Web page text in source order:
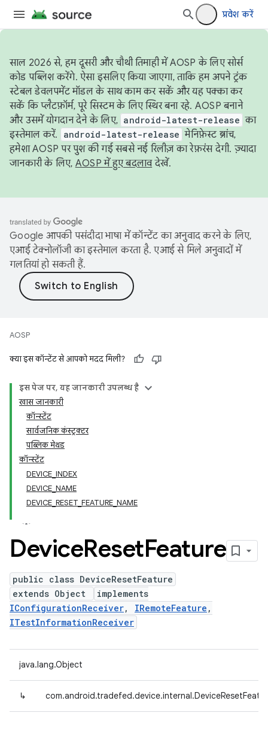
प्रवेश करें
साल 2026 से, हम दूसरी और चौथी तिमाही में AOSP के लिए सोर्स
कोड पब्लिश करेंगे. ऐसा इसलिए किया जाएगा, ताकि हम अपने ट्रंक
स्टेबल डेवलपमेंट मॉडल के साथ काम कर सकें और यह पक्का कर
सकें कि प्लैटफ़ॉर्म, पूरे सिस्टम के लिए स्थिर बना रहे. AOSP बनाने
और उसमें योगदान देने के लिए, android-latest-release का
इस्तेमाल करें.
android-latest-release मेनिफ़ेस्ट ब्रांच,
हमेशा AOSP पर पुश की गई सबसे नई रिलीज़ का रेफ़रंस देगी. ज़्यादा
जानकारी के लिए, AOSP में हुए बदलावदेखें.
Google आपकी पसंदीदा भाषा में कॉन्टेंट का अनुवाद करने के लिए,
एआई टेक्नोलॉजी का इस्तेमाल करता है. एआई से मिले अनुवादों में
गलतियां हो सकती हैं.
AOSP
क्या इस कॉन्टेंट से आपको मदद मिली?
इस पेज पर, यह जानकारी उपलब्ध है
खास जानकारी
कॉन्स्टेंट
सार्वजनिक कंस्ट्रक्टर
पब्लिक मेथड
कॉन्स्टेंट
DEVICE_INDEX
DEVICE_NAME
DEVICE_RESET_FEATURE_NAME
DeviceResetFeature
public class DeviceResetFeature
extends Object
implements
IConfigurationReceiver, IRemoteFeature ,
ITestInformationReceiver
java.lang.Object
↳